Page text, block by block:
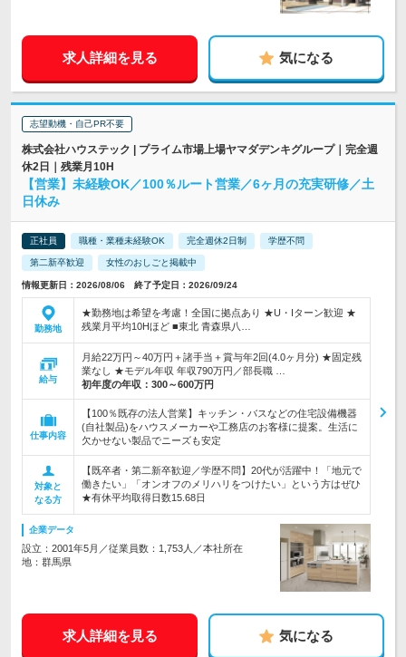
求人詳細を見る 気になる
志望動機・自己PR不要
株式会社ハウステック | プライム市場上場ヤマダデンキグループ｜完全週
休2日｜残業月10H
【営業】未経験OK／100％ルート営業／6ヶ月の充実研修／土
日休み
正社員 職種・業種未経験OK 完全週休2日制 学歴不問
第二新卒歓迎 女性のおしごと掲載中
情報更新日：2026/08/06 終了予定日：2026/09/24
勤務地
★勤務地は希望を考慮！全国に拠点あり ★U・Iターン歓迎 ★
残業月平均10Hほど ■東北 青森県八…
給与
月給22万円～40万円＋諸手当＋賞与年2回(4.0ヶ月分) ★固定残
業なし ★モデル年収 年収790万円／部長職 …
初年度の年収： 300～600万円
仕事内容
【100％既存の法人営業】キッチン・バスなどの住宅設備機器
(自社製品)をハウスメーカーや工務店のお客様に提案。生活に
欠かせない製品でニーズも安定
対象と
なる方
【既卒者・第二新卒歓迎／学歴不問】20代が活躍中！「地元で
働きたい」「オンオフのメリハリをつけたい」という方はぜひ
★有休平均取得日数15.68日
企業データ
設立：2001年5月／従業員数：1,753人／本社所在
地：群馬県
求人詳細を見る 気になる